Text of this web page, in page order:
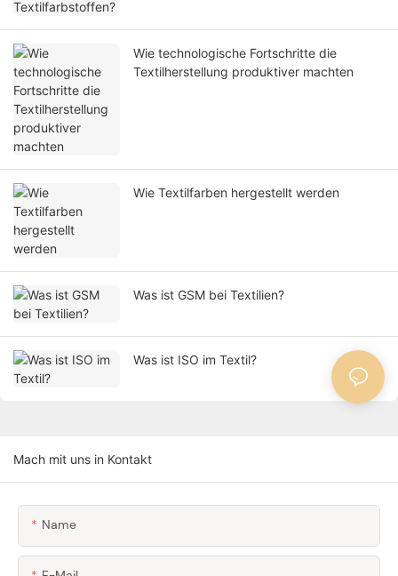
Wie technologische Fortschritte die
Textilherstellung produktiver machten
Wie Textilfarben hergestellt werden
Was ist GSM bei Textilien?
Was ist ISO im Textil?
Mach mit uns in Kontakt
Name